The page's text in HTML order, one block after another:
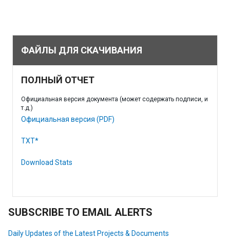
ФАЙЛЫ ДЛЯ СКАЧИВАНИЯ
ПОЛНЫЙ ОТЧЕТ
Официальная версия документа (может содержать подписи, и
т.д.)
Официальная версия (PDF)
TXT*
Download Stats
SUBSCRIBE TO EMAIL ALERTS
Daily Updates of the Latest Projects & Documents